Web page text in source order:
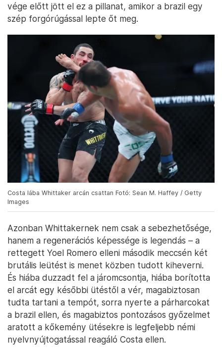
vége előtt jött el ez a pillanat, amikor a brazil egy
szép forgórúgással lepte őt meg.
Costa lába Whittaker arcán csattan Fotó: Sean M. Haffey / Getty
Images
Azonban Whittakernek nem csak a sebezhetősége,
hanem a regenerációs képessége is legendás – a
rettegett Yoel Romero elleni második meccsén két
brutális leütést is menet közben tudott kiheverni.
És hiába duzzadt fel a járomcsontja, hiába borította
el arcát egy későbbi ütéstől a vér, magabiztosan
tudta tartani a tempót, sorra nyerte a párharcokat
a brazil ellen, és magabiztos pontozásos győzelmet
aratott a kőkemény ütésekre is legfeljebb némi
nyelvnyújtogatással reagáló Costa ellen.